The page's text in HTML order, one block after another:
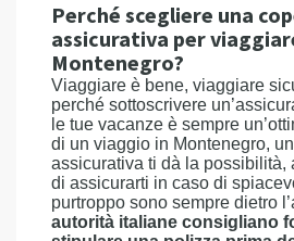
Perché scegliere una
assicurativa per
Montenegro?
Viaggiare è bene, viaggiare
perché sottoscrivere
le tue vacanze è sempre
di un viaggio in Montenegro,
assicurativa ti dà la possibilità,
di assicurarti in caso di
purtroppo sono sempre dietro
autorità italiane consigliano